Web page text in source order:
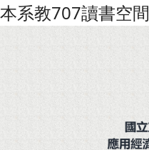
本系教707讀書空間